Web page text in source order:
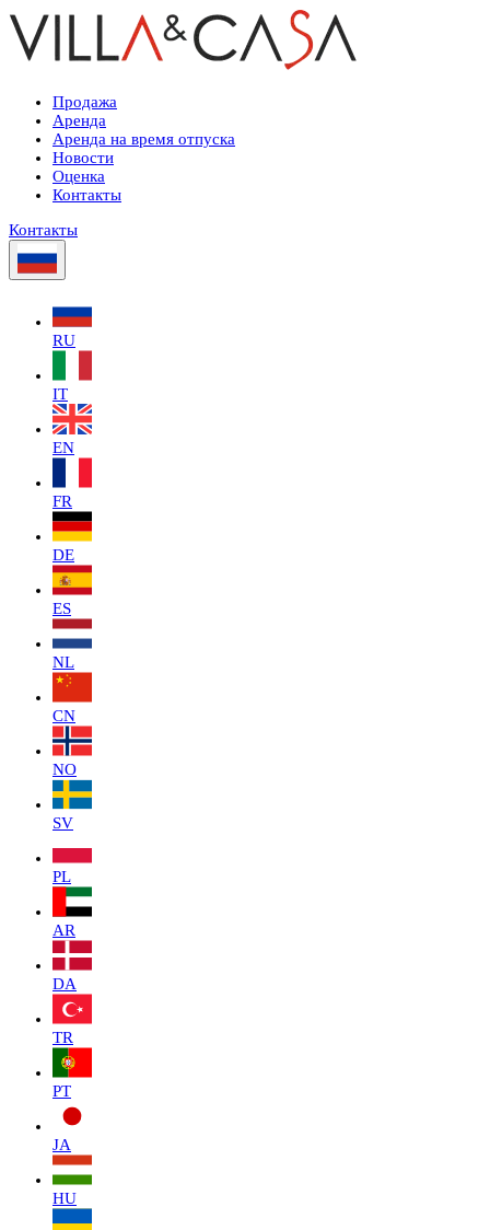
Продажа
Аренда
Аренда на время отпуска
Новости
Оценка
Контакты
Контакты
RU
IT
EN
FR
DE
ES
NL
CN
NO
SV
PL
AR
DA
TR
PT
JA
HU